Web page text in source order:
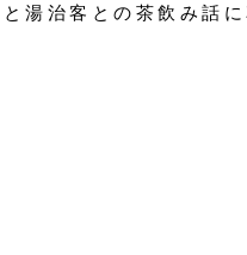
湯治客との茶飲み話に